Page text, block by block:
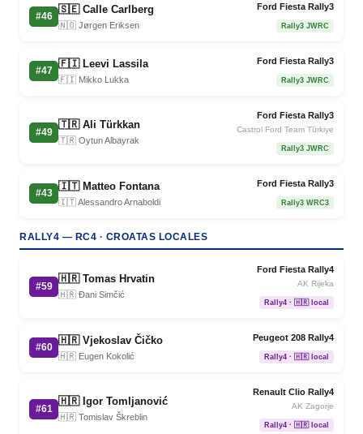
#46
🇸🇪 Calle Carlberg
🇳🇴 Jørgen Eriksen
Ford Fiesta Rally3
Rally3 JWRC
#47
🇫🇮 Leevi Lassila
🇫🇮 Mikko Lukka
Ford Fiesta Rally3
Rally3 JWRC
#49
🇹🇷 Ali Türkkan
🇹🇷 Oytun Albayrak
Ford Fiesta Rally3
Castrol Ford Team Türkiye
Rally3 JWRC
#43
🇮🇹 Matteo Fontana
🇮🇹 Alessandro Arnaboldi
Ford Fiesta Rally3
Rally3 WRC3
RALLY4 — RC4 · CROATAS LOCALES
#59
🇭🇷 Tomas Hrvatin
🇭🇷 Đani Simčić
Ford Fiesta Rally4
AK Rijeka
Rally4 · 🇭🇷 local
#60
🇭🇷 Vjekoslav Čičko
🇭🇷 Eugen Kokolić
Peugeot 208 Rally4
Rally4 · 🇭🇷 local
#61
🇭🇷 Igor Tomljanović
🇭🇷 Tomislav Škreblin
Renault Clio Rally4
AK Zagorje
Rally4 · 🇭🇷 local